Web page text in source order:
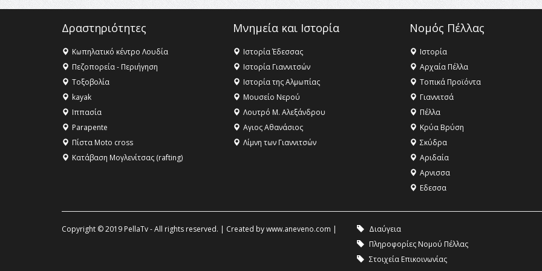
Δραστηριότητες
Κωπηλατικό κέντρο Λουδία
Πεζοπορεία - Περιήγηση
Τοξοβολία
kayak
Ιππασία
Parapente
Πίστα Moto cross
Κατάβαση Μογλενίτσας (rafting)
Μνημεία και Ιστορία
Ιστορία Έδεσσας
Ιστορία Γιαννιτσών
Ιστορία της Αλμωπίας
Μουσείο Νερού
Λουτρό Μ. Αλεξάνδρου
Αγιος Αθανάσιος
Λίμνη των Γιαννιτσών
Νομός Πέλλας
Ιστορία
Αρχαία Πέλλα
Τοπικά Προϊόντα
Γιαννιτσά
Πέλλα
Κρύα Βρύση
Σκύδρα
Αριδαία
Aρνισσα
Eδεσσα
Copyright © 2019 PellaTv - All rights reserved. | Created bywww.aneveno.com | Διαύγεια
Πληροφορίες Νομού Πέλλας
Στοιχεία Επικοινωνίας